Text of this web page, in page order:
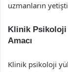
uzmanların
Klinik Psikoloji
Amacı
Klinik psikoloji